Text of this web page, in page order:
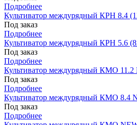
Подробнее
Культиватор междурядный КРН 8.4
Под заказ
Подробнее
Культиватор междурядный КРН 5.6
Под заказ
Подробнее
Культиватор междурядный КМО
Под заказ
Подробнее
Культиватор междурядный КМО 8.4
Под заказ
Подробнее